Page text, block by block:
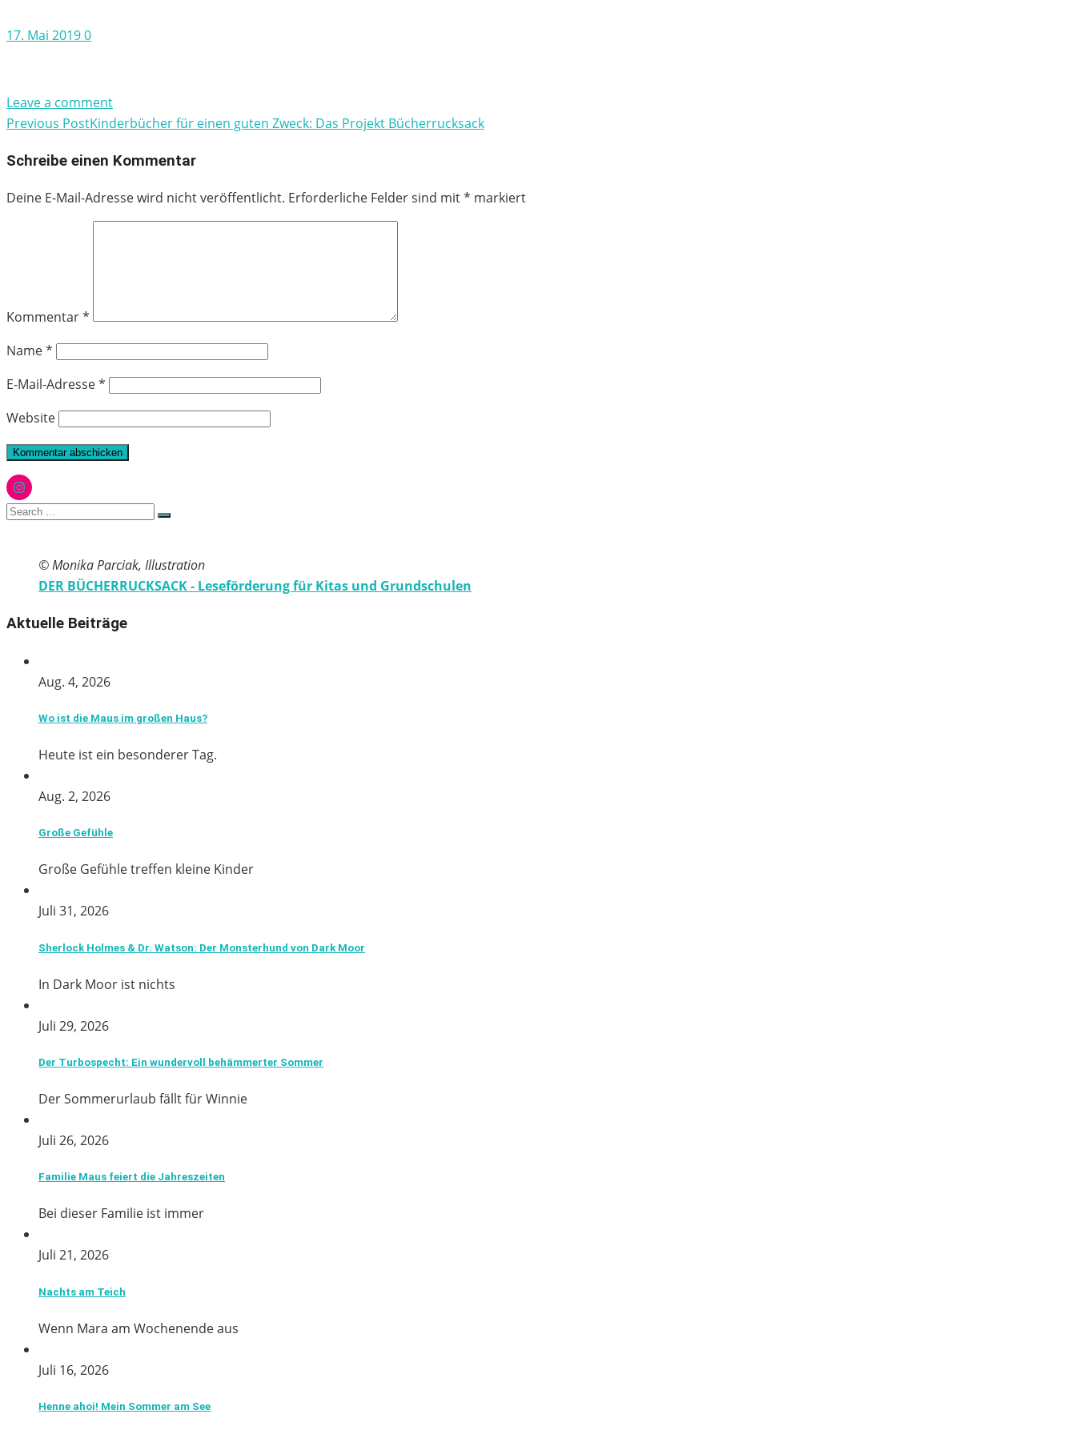
Posted
17. Mai 20190
Leave a comment
Beitragsnavigation
Previous PostKinderbücher für einen guten Zweck: Das Projekt Bücherrucksack
Schreibe einen Kommentar
Deine E-Mail-Adresse wird nicht veröffentlicht. Erforderliche Felder sind mit* markiert
Kommentar*
Name*
E-Mail-Adresse*
Website
Instagram
Search
Search
© Monika Parciak, Illustration
DER BÜCHERRUCKSACK - Leseförderung für Kitas und Grundschulen
Aktuelle Beiträge
Aug. 4, 2026
Wo ist die Maus im großen Haus?
Heute ist ein besonderer Tag.
Aug. 2, 2026
Große Gefühle
Große Gefühle treffen kleine Kinder
Juli 31, 2026
Sherlock Holmes & Dr. Watson: Der Monsterhund von Dark Moor
In Dark Moor ist nichts
Juli 29, 2026
Der Turbospecht: Ein wundervoll behämmerter Sommer
Der Sommerurlaub fällt für Winnie
Juli 26, 2026
Familie Maus feiert die Jahreszeiten
Bei dieser Familie ist immer
Juli 21, 2026
Nachts am Teich
Wenn Mara am Wochenende aus
Juli 16, 2026
Henne ahoi! Mein Sommer am See